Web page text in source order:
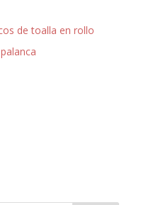
de toalla en rollo